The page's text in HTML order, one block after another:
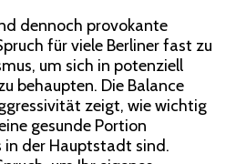
dennoch provokante
für viele Berliner fast zu
um sich in potenziell
behaupten. Die Balance
zeigt, wie wichtig
gesunde Portion
in der Hauptstadt sind.